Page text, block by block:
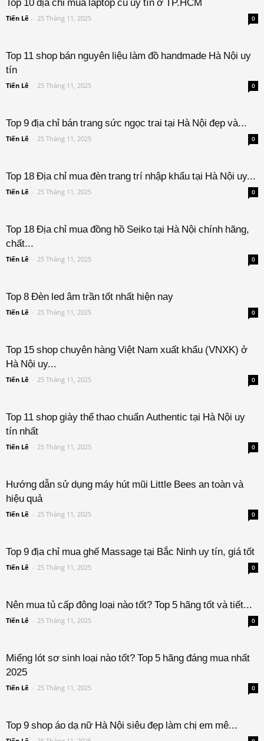
Top 10 địa chỉ mua laptop cũ uy tín ở TP.HCM
Tiến Lê - 25 Tháng 11, 2025 0
Top 11 shop bán nguyên liệu làm đồ handmade Hà Nội uy
tín
Tiến Lê - 25 Tháng 11, 2025 0
Top 9 địa chỉ bán trang sức ngọc trai tại Hà Nội đẹp và...
Tiến Lê - 25 Tháng 11, 2025 0
Top 18 Địa chỉ mua đèn trang trí nhập khẩu tại Hà Nội uy...
Tiến Lê - 25 Tháng 11, 2025 0
Top 18 Địa chỉ mua đồng hồ Seiko tại Hà Nội chính hãng,
chất...
Tiến Lê - 25 Tháng 11, 2025 0
Top 8 Đèn led âm trần tốt nhất hiện nay
Tiến Lê - 25 Tháng 11, 2025 0
Top 15 shop chuyên hàng Việt Nam xuất khẩu (VNXK) ở
Hà Nội uy...
Tiến Lê - 25 Tháng 11, 2025 0
Top 11 shop giày thể thao chuẩn Authentic tại Hà Nội uy
tín nhất
Tiến Lê - 25 Tháng 11, 2025 0
Hướng dẫn sử dụng máy hút mũi Little Bees an toàn và
hiệu quả
Tiến Lê - 25 Tháng 11, 2025 0
Top 9 địa chỉ mua ghế Massage tại Bắc Ninh uy tín, giá tốt
Tiến Lê - 25 Tháng 11, 2025 0
Nên mua tủ cấp đông loại nào tốt? Top 5 hãng tốt và tiết...
Tiến Lê - 25 Tháng 11, 2025 0
Miếng lót sơ sinh loại nào tốt? Top 5 hãng đáng mua nhất
2025
Tiến Lê - 25 Tháng 11, 2025 0
Top 9 shop áo dạ nữ Hà Nội siêu đẹp làm chị em mê...